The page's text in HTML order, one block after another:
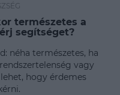
természetes a
segítséget?
néha természetes, ha
vagy
hogy érdemes